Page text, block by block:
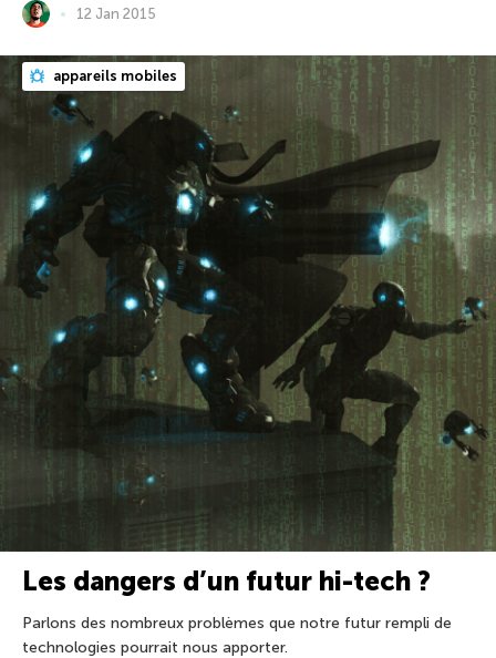
12 Jan 2015
appareils mobiles
Les dangers d’un futur hi-tech ?
Parlons des nombreux problèmes que notre futur rempli de
technologies pourrait nous apporter.